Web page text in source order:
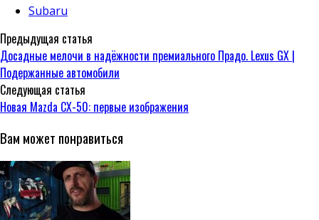
Subaru
Предыдущая статья
Досадные мелочи в надёжности премиального Прадо. Lexus GX |
Подержанные автомобили
Следующая статья
Новая Mazda CX-50: первые изображения
Вам может понравиться